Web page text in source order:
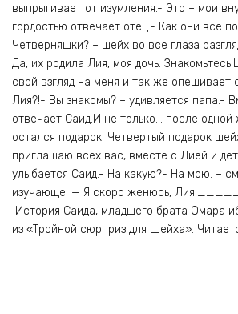
выпрыгивает от изумления.- Это – мои
гордостью отвечает отец.- Как они все
Четверняшки? – шейх во все глаза
Да, их родила Лия, моя дочь.
свой взгляд на меня и так же опешивает
Лия?!- Вы знакомы? – удивляется папа.-
отвечает Саид.И не только… после одной
остался подарок. Четвертый подарок
приглашаю всех вас, вместе с Лией и
улыбается Саид.- На какую?- На мою. –
изучающе. — Я скоро женюсь,
История Саида, младшего брата Омара
из «Тройной сюрприз для Шейха».